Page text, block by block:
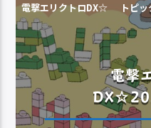
電撃エリクトロDX☆ トピ
電撃